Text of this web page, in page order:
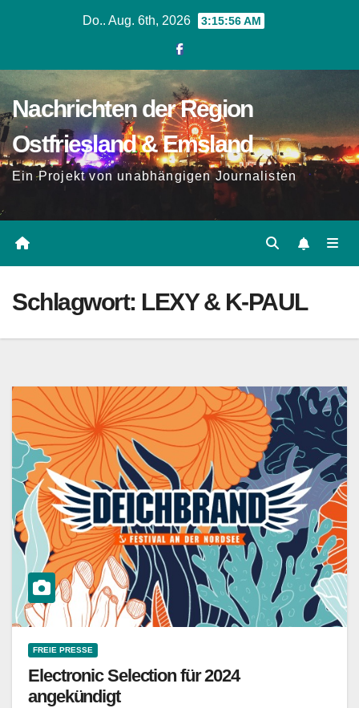
Do.. Aug. 6th, 2026 3:15:57 AM
Nachrichten der Region
Ostfriesland & Emsland
Ein Projekt von unabhängigen Journalisten
Schlagwort: LEXY & K-PAUL
FREIE PRESSE
Electronic Selection für 2024
angekündigt